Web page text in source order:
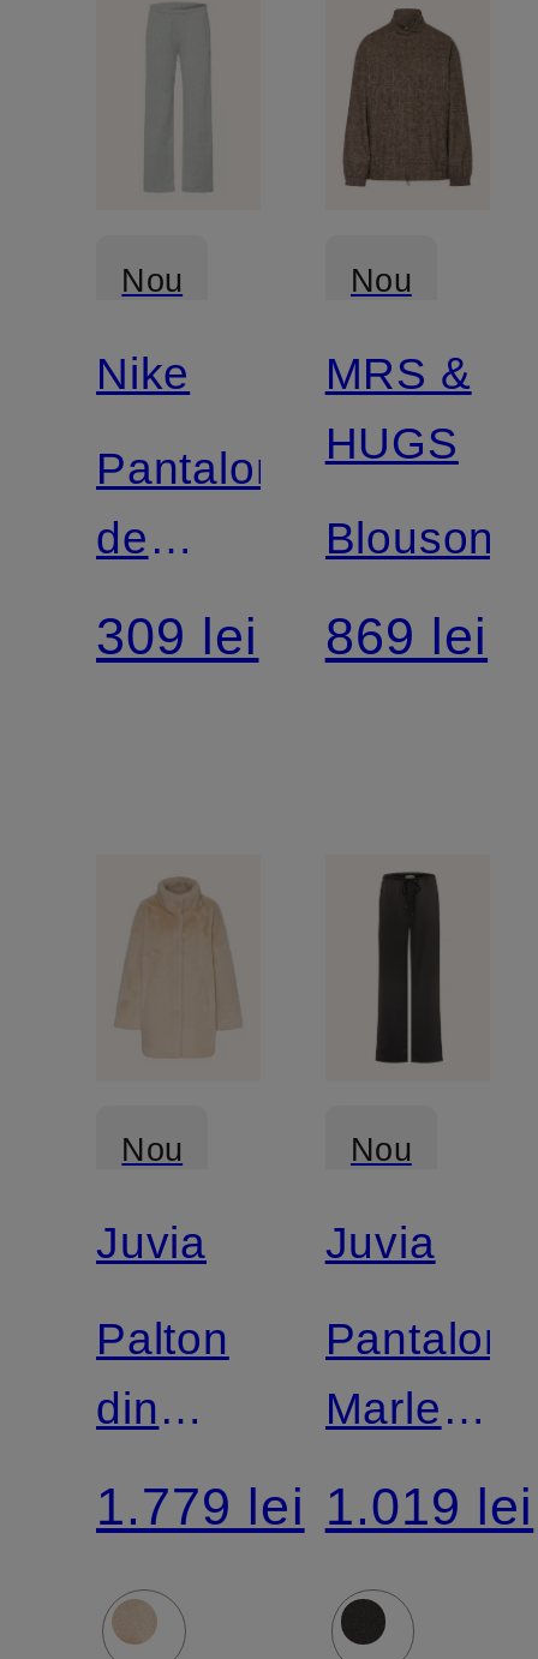
Nou
Nike
Pantaloni
de
trening
STUDIO
309 lei
Nou
Certificat
MRS &
HUGS
Blouson
869 lei
Nou
Juvia
Palton
din
blană
artificială
NOA
1.779 lei
Nou
Juvia
Pantaloni
Marlene
din
satin
1.019 lei